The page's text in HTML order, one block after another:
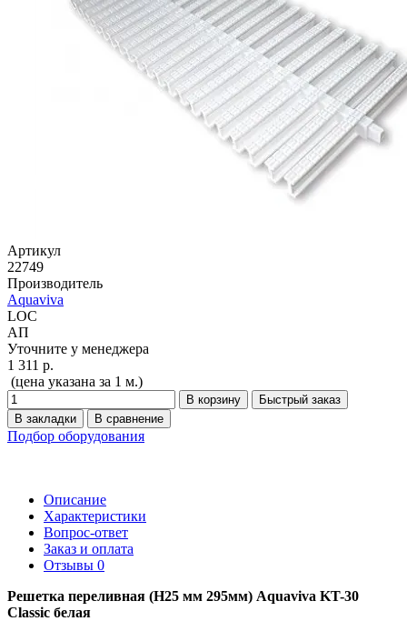
Артикул
22749
Производитель
Aquaviva
LOC
АП
Уточните у менеджера
1 311 р.
(цена указана за 1 м.)
В корзину
Быстрый заказ
В закладки
В сравнение
Подбор оборудования
Описание
Характеристики
Вопрос-ответ
Заказ и оплата
Отзывы 0
Решетка переливная (Н25 мм 295мм) Aquaviva KT-30
Classic белая